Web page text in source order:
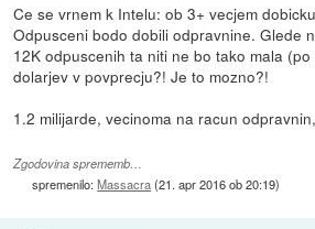
Ce se vrnem k Intelu: ob 3+ vecjem
Odpusceni bodo dobili odpravnine. Glede
12K odpuscenih ta niti ne bo tako mala
dolarjev v povprecju?! Je to mozno?!
1.2 milijarde, vecinoma na racun
Zgodovina sprememb…
spremenilo:Massacra(21. apr 2016 ob 20:19)